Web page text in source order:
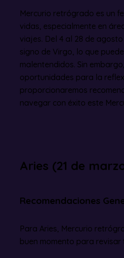
Mercurio retrógrado es un
vidas, especialmente en
viajes. Del 4 al 28 de
signo de Virgo, lo que
malentendidos. Sin
oportunidades para la
proporcionaremos
navegar con éxito este
Aries (21 de
Recomendaciones
Para Aries, Mercurio
buen momento para